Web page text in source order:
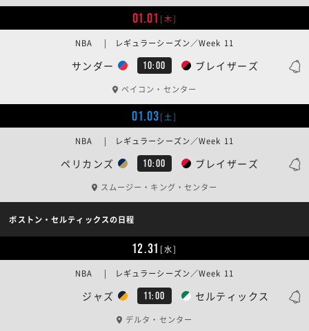
01.01 [木]
サンダー 10:00 ブレイザーズ
NBA | レギュラーシーズン／Week 11
ペイコン・センター
01.03[土]
ペリカンズ 10:00 ブレイザーズ
NBA | レギュラーシーズン／Week 11
スムージー・キング・センター
ボストン・セルティックスの日程
12.31 [水]
ジャズ 11:00 セルティックス
NBA | レギュラーシーズン／Week 11
デルタ・センター